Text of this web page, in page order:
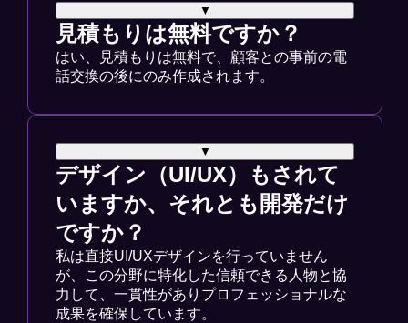
▼
見積もりは無料ですか？
はい、見積もりは無料で、顧客との事前の電
話交換の後にのみ作成されます。
▼
デザイン（UI/UX）もされて
いますか、それとも開発だけ
ですか？
私は直接UI/UXデザインを行っていません
が、この分野に特化した信頼できる人物と協
力して、一貫性がありプロフェッショナルな
成果を確保しています。